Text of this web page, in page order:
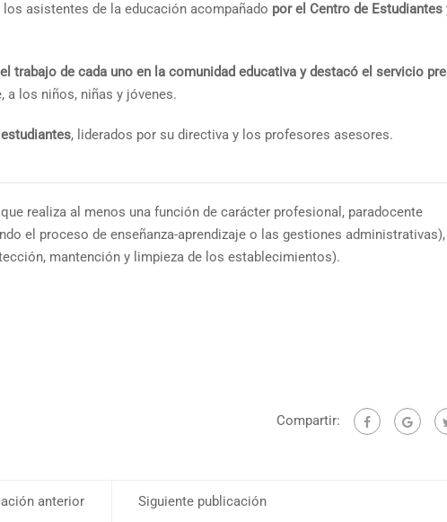
asistentes de la educación acompañado por el Centro de Estudiantes
trabajo de cada uno en la comunidad educativa y destacó el servicio
a los niños, niñas y jóvenes.
, liderados por su directiva y los profesores asesores.
realiza al menos una función de carácter profesional, paradocente
el proceso de enseñanza-aprendizaje o las gestiones
mantención y limpieza de los establecimientos).
Compartir:
anterior Siguiente publicación